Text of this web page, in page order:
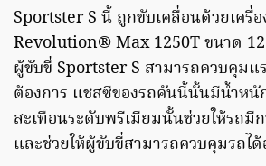
Sportster S นี้ ถูกขับเคลื่อนด้วยเครื่
Revolution® Max 1250T ขนาด
ผู้ขับขี่ Sportster S สามารถควบคุมแ
ต้องการ แชสซีของรถคันนี้นั้นมีน้ำหนั
สะเทือนระดับพรีเมียมนั้นช่วยให้รถมี
และช่วยให้ผู้ขับขี่สามารถควบคุมรถไ